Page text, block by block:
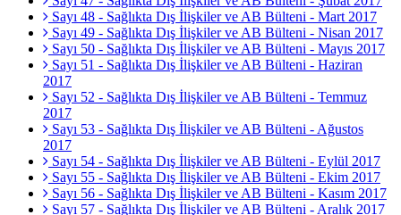
Sayı 48 - Sağlıkta Dış İlişkiler ve AB Bülteni - Mart 2017
Sayı 49 - Sağlıkta Dış İlişkiler ve AB Bülteni - Nisan 2017
Sayı 50 - Sağlıkta Dış İlişkiler ve AB Bülteni - Mayıs 2017
Sayı 51 - Sağlıkta Dış İlişkiler ve AB Bülteni - Haziran
2017
Sayı 52 - Sağlıkta Dış İlişkiler ve AB Bülteni - Temmuz
2017
Sayı 53 - Sağlıkta Dış İlişkiler ve AB Bülteni - Ağustos
2017
Sayı 54 - Sağlıkta Dış İlişkiler ve AB Bülteni - Eylül 2017
Sayı 55 - Sağlıkta Dış İlişkiler ve AB Bülteni - Ekim 2017
Sayı 56 - Sağlıkta Dış İlişkiler ve AB Bülteni - Kasım 2017
Sayı 57 - Sağlıkta Dış İlişkiler ve AB Bülteni - Aralık 2017